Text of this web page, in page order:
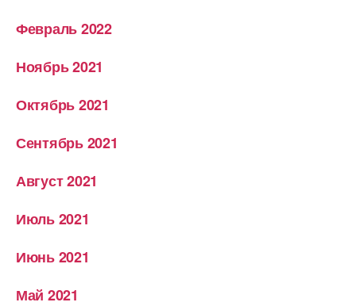
Февраль 2022
Ноябрь 2021
Октябрь 2021
Сентябрь 2021
Август 2021
Июль 2021
Июнь 2021
Май 2021